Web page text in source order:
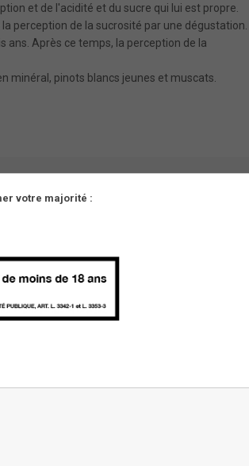
et de l'acidité et du sucre qui lui est propre.
perception de la sucrosité par une dégustation.
ans. Après ce temps, la perception de la
minéral, pinots blancs jeunes et muscats.
votre majorité :